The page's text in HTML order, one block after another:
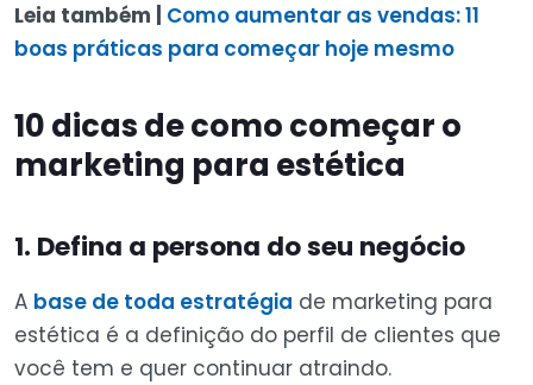
Leia também | Como aumentar as vendas: 11
boas práticas para começar hoje mesmo
10 dicas de como começar o
marketing para estética
1. Defina a persona do seu negócio
A base de toda estratégia de marketing para
estética é a definição do perfil de clientes que
você tem e quer continuar atraindo.